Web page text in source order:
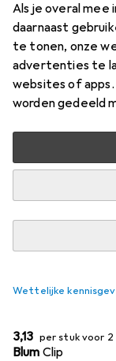
Als je overal mee
daarnaast
te tonen, onze
advertenties te
websites of apps.
worden gedeeld
Wettelijke
Vind passende
categorieën
meubelbeslag en
Productlijst
EUR
3,13 per stuk voor 2
Blum Clip